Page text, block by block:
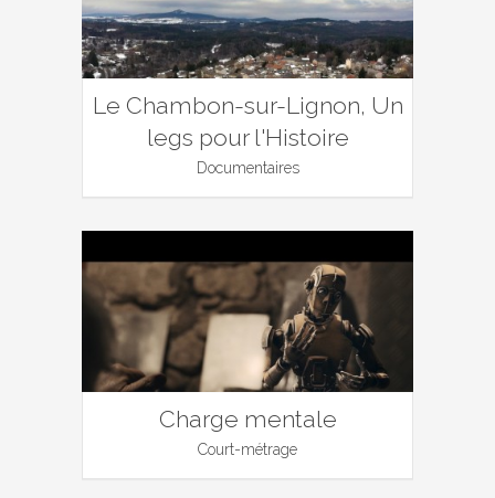
Le Chambon-sur-Lignon, Un
legs pour l'Histoire
Documentaires
Charge mentale
Court-métrage